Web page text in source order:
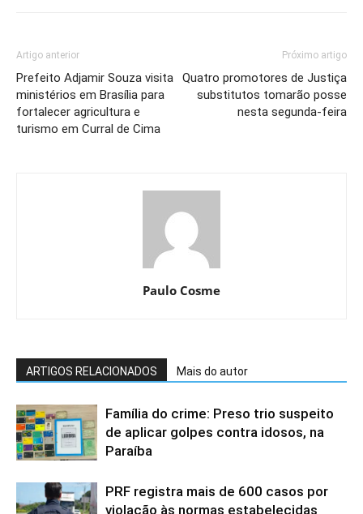
Artigo anterior
Prefeito Adjamir Souza visita
ministérios em Brasília para
fortalecer agricultura e
turismo em Curral de Cima
Próximo artigo
Quatro promotores de Justiça
substitutos tomarão posse
nesta segunda-feira
Paulo Cosme
ARTIGOS RELACIONADOS Mais do autor
Família do crime: Preso trio suspeito
de aplicar golpes contra idosos, na
Paraíba
PRF registra mais de 600 casos por
violação às normas estabelecidas